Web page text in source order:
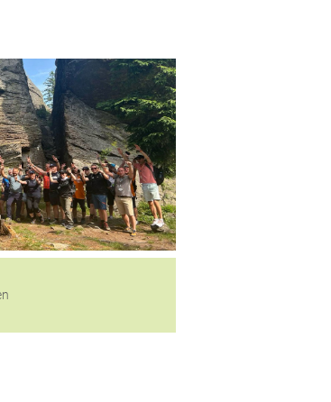
Pfaden oder in den
– die letzten Wochen
ganz im Zeichen von
und Teamgeist. Zwei
führten die